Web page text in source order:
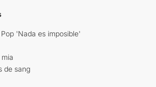
'Nada es imposible'
de sang